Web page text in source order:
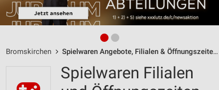
Bromskirchen Spielwaren Angebote, Filialen & Öffnungszeiten
Spielwaren Filialen